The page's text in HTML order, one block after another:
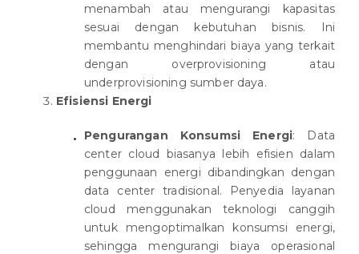
menambah atau mengurangi kapasitas
sesuai dengan kebutuhan bisnis. Ini
membantu menghindari biaya yang terkait
dengan overprovisioning atau
underprovisioning sumber daya.
Efisiensi Energi
Pengurangan Konsumsi Energi: Data
center cloud biasanya lebih efisien dalam
penggunaan energi dibandingkan dengan
data center tradisional. Penyedia layanan
cloud menggunakan teknologi canggih
untuk mengoptimalkan konsumsi energi,
sehingga mengurangi biaya operasional